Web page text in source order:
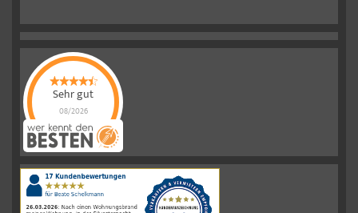
Sehr gut
08/2026
Schelkmann
Immobilienhat
|110Schelkmann
ImmobilienBewertungen
auf
werkenntdenBESTEN.de